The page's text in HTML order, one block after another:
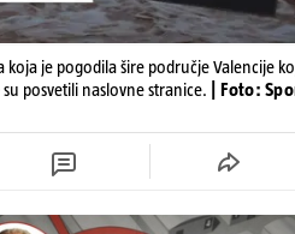
je pogodila šire područje Valencije
posvetili naslovne stranice.
| Foto: